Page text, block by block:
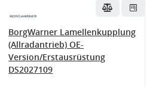
BorgWarner Lamellenkupplung
(Allradantrieb) OE-
Version/Erstausrüstung
DS2027109